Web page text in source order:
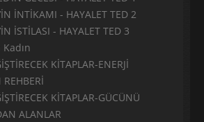
İNTİKAMI - HAYALET TED 2
İSTİLASI - HAYALET TED 3
KİTAPLAR-ENERJİ
KİTAPLAR-GÜCÜNÜ
ALANLAR